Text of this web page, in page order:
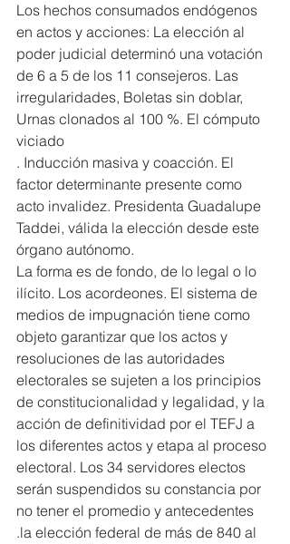
Los hechos consumados endógenos
en actos y acciones: La elección al
poder judicial determinó una votación
de 6 a 5 de los 11 consejeros. Las
irregularidades, Boletas sin doblar,
Urnas clonados al 100 %. El cómputo
viciado
. Inducción masiva y coacción. El
factor determinante presente como
acto invalidez. Presidenta Guadalupe
Taddei, válida la elección desde este
órgano autónomo.
La forma es de fondo, de lo legal o lo
ilícito. Los acordeones. El sistema de
medios de impugnación tiene como
objeto garantizar que los actos y
resoluciones de las autoridades
electorales se sujeten a los principios
de constitucionalidad y legalidad, y la
acción de definitividad por el TEFJ a
los diferentes actos y etapa al proceso
electoral. Los 34 servidores electos
serán suspendidos su constancia por
no tener el promedio y antecedentes
.la elección federal de más de 840 al